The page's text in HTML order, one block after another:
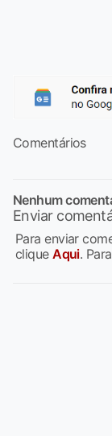
Comentários
Nenhum
Enviar
Para enviar
cliqueAqui.